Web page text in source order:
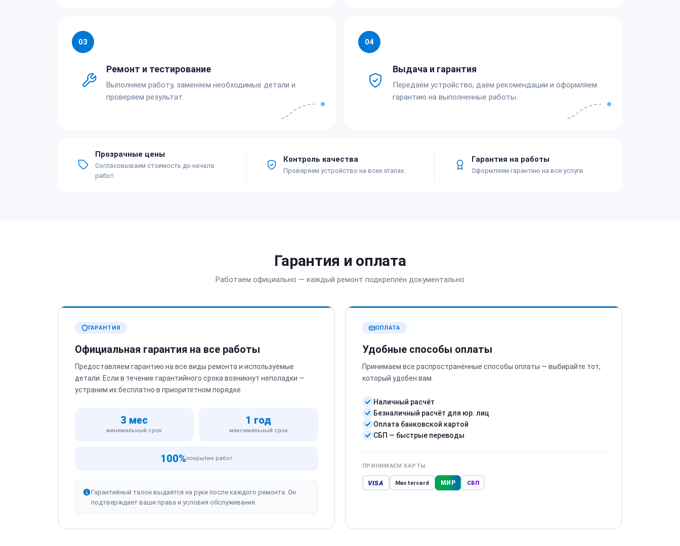
03
Ремонт и тестирование
Выполняем работу, заменяем необходимые детали и
проверяем результат.
04
Выдача и гарантия
Передаём устройство, даём рекомендации и оформляем
гарантию на выполненные работы.
Прозрачные цены
Согласовываем стоимость до начала
работ.
Контроль качества
Проверяем устройство на всех этапах.
Гарантия на работы
Оформляем гарантию на все услуги.
Гарантия и оплата
Работаем официально — каждый ремонт подкреплён документально
ГАРАНТИЯ
Официальная гарантия на все работы
Предоставляем гарантию на все виды ремонта и используемые
детали. Если в течение гарантийного срока возникнут неполадки —
устраним их бесплатно в приоритетном порядке.
3 мес
минимальный срок
1 год
максимальный срок
100%покрытие работ
Гарантийный талон выдаётся на руки после каждого ремонта. Он
подтверждает ваши права и условия обслуживания.
ОПЛАТА
Удобные способы оплаты
Принимаем все распространённые способы оплаты — выбирайте тот,
который удобен вам.
Наличный расчёт
Безналичный расчёт для юр. лиц
Оплата банковской картой
СБП — быстрые переводы
ПРИНИМАЕМ КАРТЫ
VISA Mastercard МИР СБП